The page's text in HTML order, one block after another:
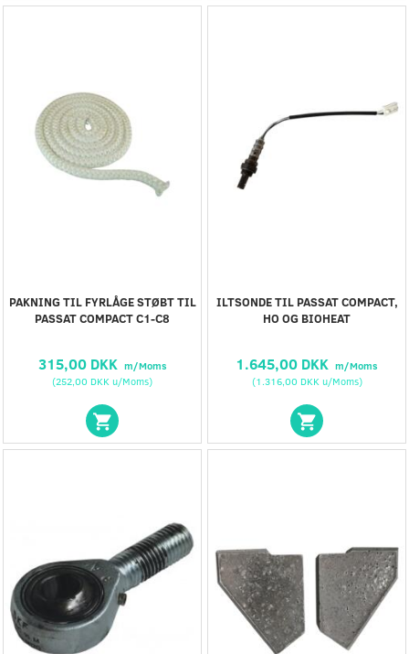
PAKNING TIL FYRLÅGE STØBT TIL
PASSAT COMPACT C1-C8
315,00 DKK m/Moms
(252,00 DKK u/Moms)
ILTSONDE TIL PASSAT COMPACT,
HO OG BIOHEAT
1.645,00 DKK m/Moms
(1.316,00 DKKu/Moms)